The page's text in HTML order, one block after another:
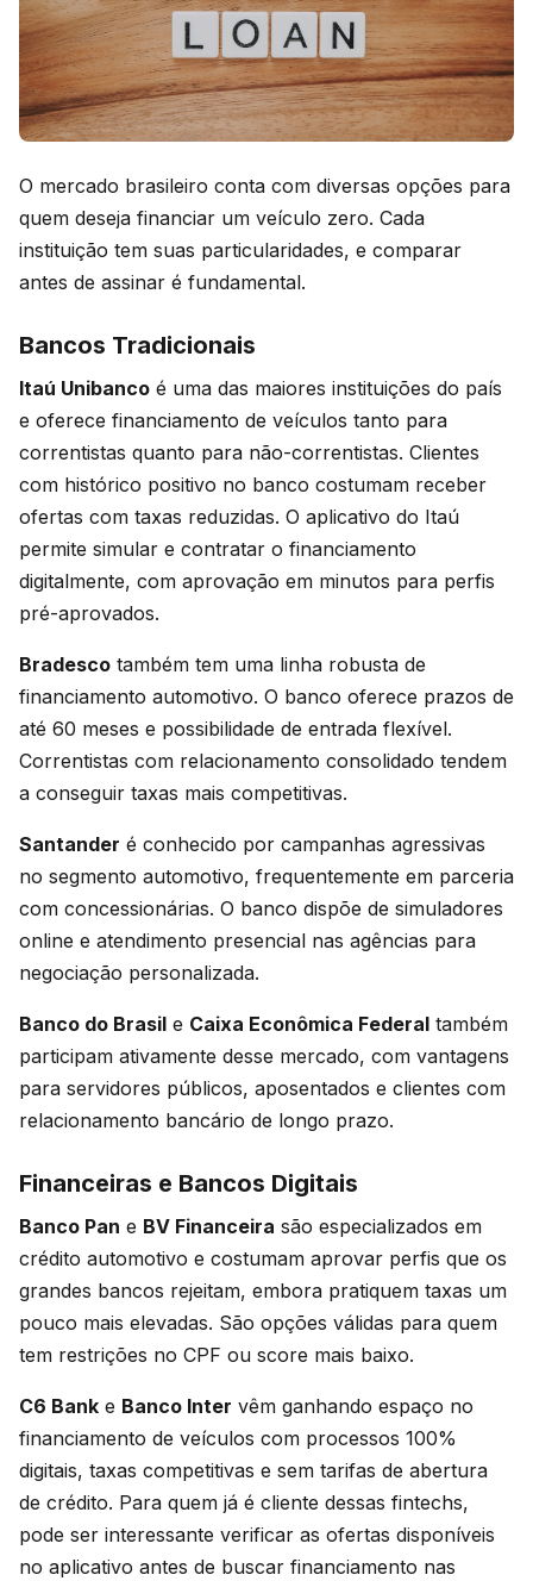
O mercado brasileiro conta com diversas opções para
quem deseja financiar um veículo zero. Cada
instituição tem suas particularidades, e comparar
antes de assinar é fundamental.
Bancos Tradicionais
Itaú Unibanco é uma das maiores instituições do país
e oferece financiamento de veículos tanto para
correntistas quanto para não-correntistas. Clientes
com histórico positivo no banco costumam receber
ofertas com taxas reduzidas. O aplicativo do Itaú
permite simular e contratar o financiamento
digitalmente, com aprovação em minutos para perfis
pré-aprovados.
Bradesco também tem uma linha robusta de
financiamento automotivo. O banco oferece prazos de
até 60 meses e possibilidade de entrada flexível.
Correntistas com relacionamento consolidado tendem
a conseguir taxas mais competitivas.
Santander é conhecido por campanhas agressivas
no segmento automotivo, frequentemente em parceria
com concessionárias. O banco dispõe de simuladores
online e atendimento presencial nas agências para
negociação personalizada.
Banco do Brasil e Caixa Econômica Federal também
participam ativamente desse mercado, com vantagens
para servidores públicos, aposentados e clientes com
relacionamento bancário de longo prazo.
Financeiras e Bancos Digitais
Banco Pan e BV Financeira são especializados em
crédito automotivo e costumam aprovar perfis que os
grandes bancos rejeitam, embora pratiquem taxas um
pouco mais elevadas. São opções válidas para quem
tem restrições no CPF ou score mais baixo.
C6 Bank e Banco Inter vêm ganhando espaço no
financiamento de veículos com processos 100%
digitais, taxas competitivas e sem tarifas de abertura
de crédito. Para quem já é cliente dessas fintechs,
pode ser interessante verificar as ofertas disponíveis
no aplicativo antes de buscar financiamento nas